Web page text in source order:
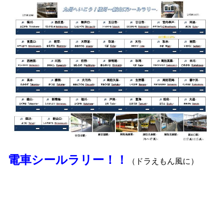
電車シールラリー！！ （ ドラえもん風に）